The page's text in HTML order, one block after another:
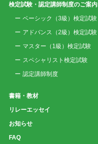
検定試験・認定講師制度のご案内
ベーシック（3級）検定試験
アドバンス（2級）検定試験
マスター（1級）検定試験
スペシャリスト検定試験
認定講師制度
書籍・教材
リレーエッセイ
お知らせ
FAQ